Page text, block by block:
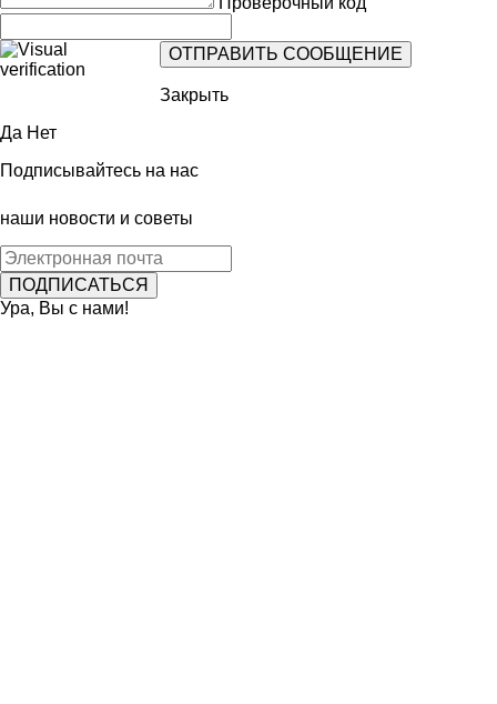
Закрыть
Да Нет
Подписывайтесь на нас
наши новости и советы
Ура, Вы с нами!